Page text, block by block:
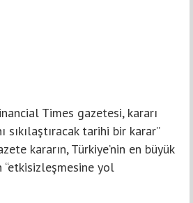
Times gazetesi, kararı
sıkılaştıracak tarihi bir karar”
kararın, Türkiye’nin en büyük
yol